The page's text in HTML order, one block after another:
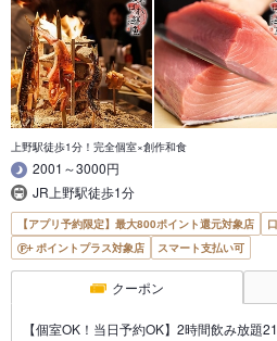
上野駅徒歩1分！完全個室×創作和食
2001～3000円
JR上野駅徒歩1分
【アプリ予約限定】最大800ポイント還元対象店
ポイントプラス対象店
スマート支払い可
クーポン
【個室OK！当日予約OK】2時間飲み放題